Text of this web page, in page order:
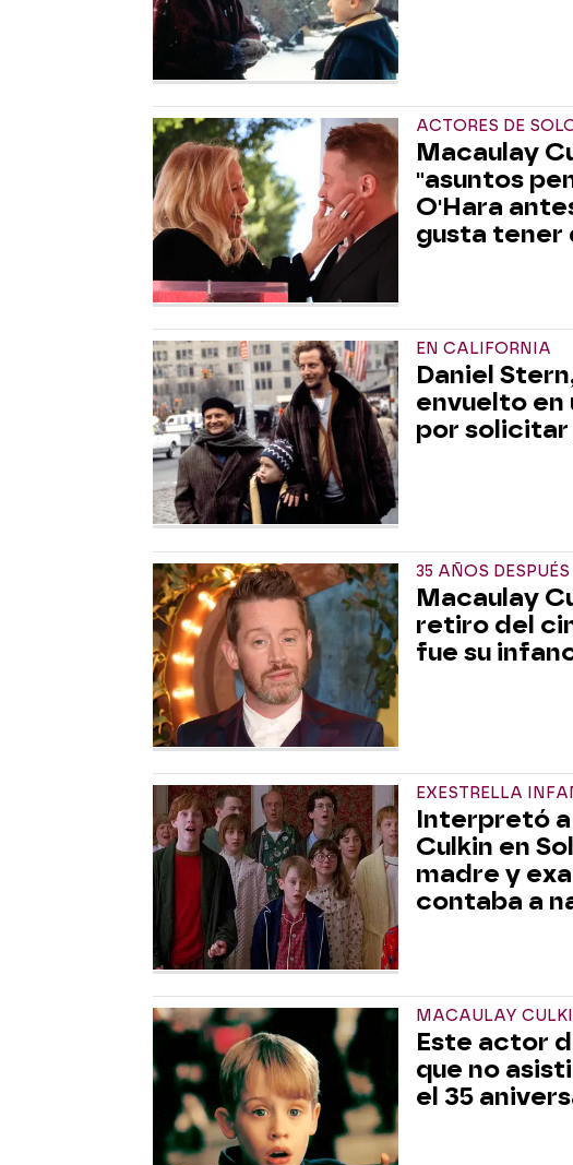
ACTORES DE
Macaulay
"asuntos
O'Hara
gusta tener
EN CALIFORNIA
Daniel
envuelto en
por
35 AÑOS
Macaulay
retiro del
fue su
EXESTRELLA
Interpretó a
Culkin en
madre y
contaba a
MACAULAY
Este actor
que no
el 35